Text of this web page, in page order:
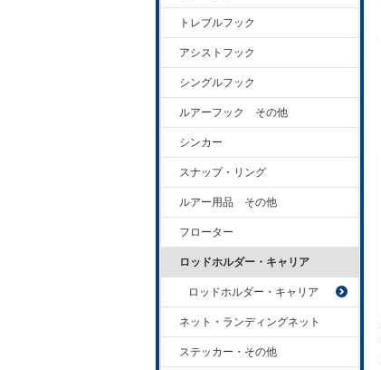
トレブルフック
アシストフック
シングルフック
ルアーフック その他
シンカー
スナップ・リング
ルアー用品 その他
フローター
ロッドホルダー・キャリア
ロッドホルダー・キャリア
ネット・ランディングネット
ステッカー・その他